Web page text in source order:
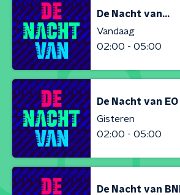
De Nacht van...
Vandaag
02:00 - 05:00
De Nacht van EO
Gisteren
02:00 - 05:00
De Nacht van